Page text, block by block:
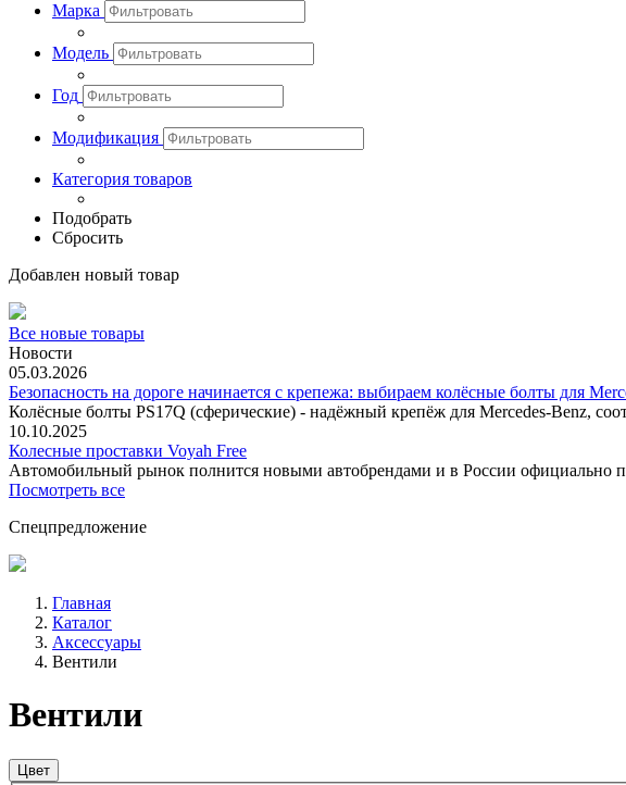
Марка
Модель
Год
Модификация
Категория товаров
Подобрать
Сбросить
Добавлен новый товар
Все новые товары
Новости
05.03.2026
Безопасность на дороге начинается с крепежа: выбираем колёсные болты для
Колёсные болты PS17Q (сферические) - надёжный крепёж для Mercedes‑Benz,
10.10.2025
Колесные проставки Voyah Free
Автомобильный рынок полнится новыми автобрендами и в России
Посмотреть все
Спецпредложение
Главная
Каталог
Аксессуары
Вентили
Вентили
Цвет